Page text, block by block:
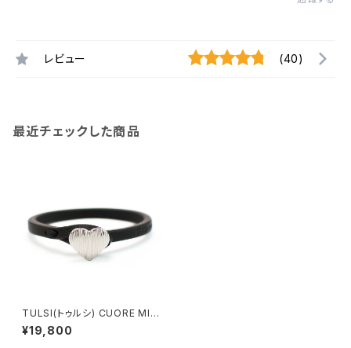
レビュー (40)
最近チェックした商品
TULSI(トゥルシ) CUORE MIO
LUX OB(ホワイトゴールド） O
G (イエローゴールド）
¥19,800